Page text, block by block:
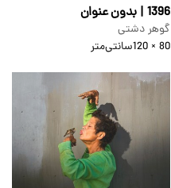
1396 | بدون عنوان
گوهر دشتی
80 × 120
سانتی‌متر